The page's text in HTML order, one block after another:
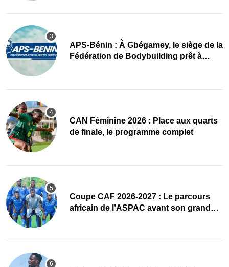
APS-Bénin : À Gbégamey, le siège de la
Fédération de Bodybuilding prêt à
CAN Féminine 2026 : Place aux quarts
de finale, le programme complet
Coupe CAF 2026-2027 : Le parcours
africain de l’ASPAC avant son grand